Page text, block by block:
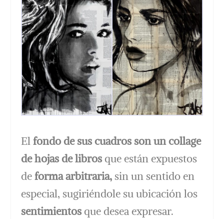
Elfondo de sus cuadros son un collage
de hojas de libros que están expuestos
deforma arbitraria, sin un sentido en
especial, sugiriéndole su ubicación los
sentimientos que desea expresar.